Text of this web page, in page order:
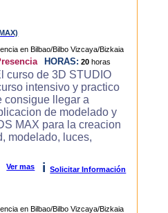
HORAS: 20 horas
curso de 3D STUDIO
intensivo y practico
consigue llegar a
de modelado y
MAX para la creacion
modelado, luces,
Ver mas i Solicitar Información